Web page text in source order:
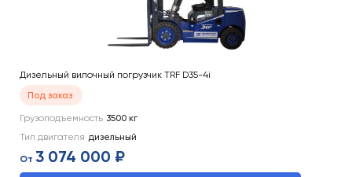
Дизельный вилочный погрузчик TRF D35-4i
Под заказ
Грузоподъемность 3500 кг
Тип двигателя дизельный
От 3 074 000 ₽